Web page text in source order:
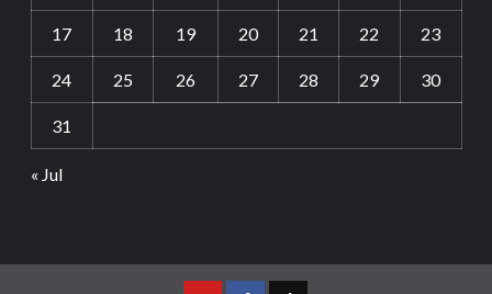
17 18 19 20 21 22 23
24 25 26 27 28 29 30
31
« Jul